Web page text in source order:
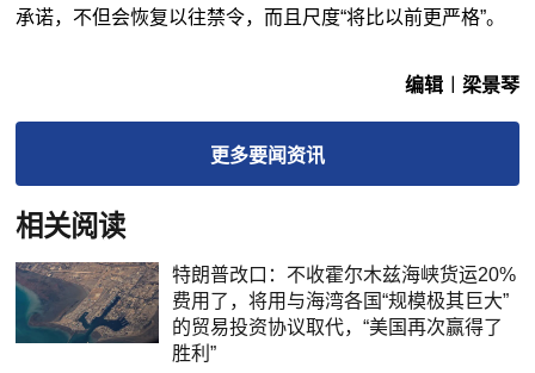
承诺，不但会恢复以往禁令，而且尺度“将比以前更严格”。
编辑︱梁景琴
更多要闻资讯
相关阅读
特朗普改口：不收霍尔木兹海峡货运20%
费用了，将用与海湾各国“规模极其巨大”
的贸易投资协议取代，“美国再次赢得了
胜利”